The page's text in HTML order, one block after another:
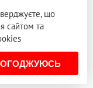
що
сайтом та